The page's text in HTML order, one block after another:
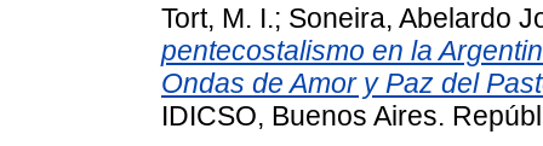
Tort, M. I.; Soneira, Abelardo
pentecostalismo en la
Ondas de Amor y Paz del
IDICSO, Buenos Aires.